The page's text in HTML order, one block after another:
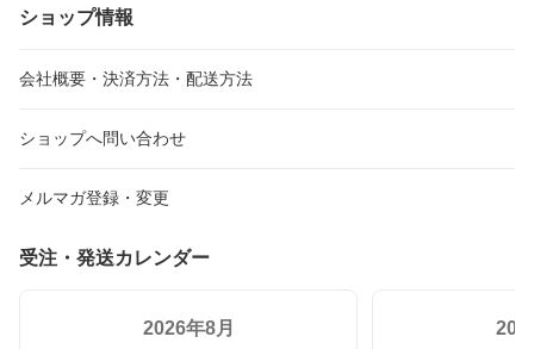
ショップ情報
会社概要・決済方法・配送方法
ショップへ問い合わせ
メルマガ登録・変更
受注・発送カレンダー
2026年8月